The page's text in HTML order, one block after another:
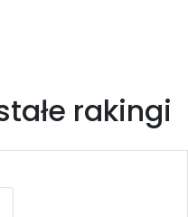
rakingi